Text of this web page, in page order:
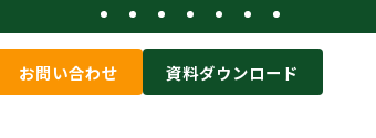
お問い合わせ 資料ダウンロード